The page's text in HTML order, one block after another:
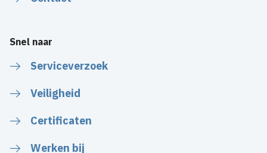
Snel naar
Serviceverzoek
Veiligheid
Certificaten
Werken bij